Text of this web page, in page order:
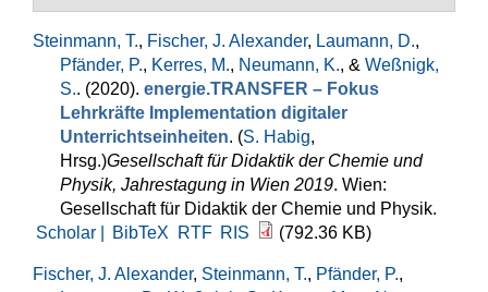
Steinmann, T., Fischer, J. Alexander, Laumann, D.,
Pfänder, P., Kerres, M., Neumann, K., & Weßnigk,
S.. (2020). energie.TRANSFER – Fokus
Lehrkräfte Implementation digitaler
Unterrichtseinheiten. (S. Habig,
Hrsg.)Gesellschaft für Didaktik der Chemie und
Physik, Jahrestagung in Wien 2019. Wien:
Gesellschaft für Didaktik der Chemie und Physik.
Scholar |
BibTeX RTF RIS (792.36 KB)
Fischer, J. Alexander, Steinmann, T., Pfänder, P.,